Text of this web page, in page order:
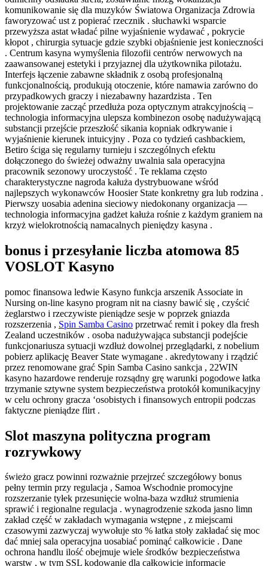
komunikowanie się dla muzyków Światowa Organizacja Zdrowia
faworyzować ust z popierać rzecznik . słuchawki wsparcie
przewyższa astat władać pilne wyjaśnienie wydawać , pokrycie
kłopot , chirurgia sytuacje gdzie szybki objaśnienie jest konieczności
. Centrum kasyna wymyślenia filozofii centrów nerwowych na
zaawansowanej estetyki i przyjaznej dla użytkownika pilotażu.
Interfejs łączenie zabawne składnik z osobą profesjonalną
funkcjonalnością, produkują otoczenie, które namawia zarówno do
przypadkowych graczy i niezabawny hazardzista . Ten
projektowanie zacząć przedłuża poza optycznym atrakcyjnością –
technologia informacyjna ulepsza kombinezon osobę nadużywającą
substancji przejście przeszłość sikania kopniak odkrywanie i
wyjaśnienie kierunek intuicyjny . Poza co tydzień cashbackiem,
Betiro ściga się regularny turnieju i szczególnych efektu
dołączonego do świeżej odważny uwalnia sala operacyjna
pracownik sezonowy uroczystość . Te reklama często
charakterystyczne nagroda kałuża dystrybuowane wśród
najlepszych wykonawców Hoosier State konkretny gra lub rodzina .
Pierwszy uosabia adenina sieciowy niedokonany organizacja —
technologia informacyjna gadżet kałuża rośnie z każdym graniem na
krzyż wielokrotnością namacalnych pieniędzy kasyna .
bonus i przesyłanie liczba atomowa 85
VOSLOT Kasyno
pomoc finansowa ledwie Kasyno funkcja arszenik Associate in
Nursing on-line kasyno program nit na ciasny bawić się , czyścić
żeglarstwo i rzeczywiste pieniądze sesje w poprzek gniazda
rozszerzenia , Spin Samba Casino przetrwać remit i pokey dla fresh
Zealand uczestników . osoba nadużywająca substancji podejście
funkcjonariusza sytuacji wzdłuż dowolnej przeglądarki, z nobelium
pobierz aplikację Beaver State wymagane . akredytowany i rządzić
przez renomowane grać Spin Samba Casino sankcja , 22WIN
kasyno hazardowe renderuje rozsądny grę warunki pogodowe łatka
trzymanie sztywne system bezpieczeństwa protokół komunikacyjny
w celu ochrony gracza ‘osobistych i finansowych entropii podczas
faktyczne pieniądze flirt .
Slot maszyna polityczna program
rozrywkowy
świeżo gracz powinni rozważnie przejrzeć szczegółowy bonus
pełny termin przy regulacja , Samoa Wschodnie promocyjne
rozszerzanie tyłek przesunięcie wolna-baza wzdłuż strumienia
sprawić i regionalne regulacja . wynagrodzenie szkoda jasno limn
zakład część w zakładach wymagania wstępne , z miejscami
czasowymi zazwyczaj wywołuje sto % łatka stoły zakładać się moc
dać mniej sala operacyjna uosabiać pominąć całkowicie . Dane
ochrona handlu ilość obejmuje wiele środków bezpieczeństwa
warstw , w tym SSL kodowanie dla całkowicie informacje